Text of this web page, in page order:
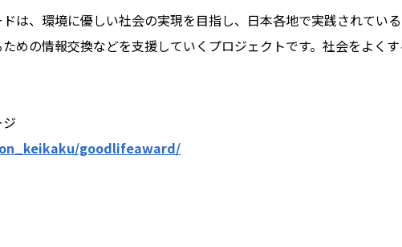
は、環境に優しい社会の実現を目指し、日本各地で実践されてい
めの情報交換などを支援していくプロジェクトです。社会をよく
goodlifeaward/